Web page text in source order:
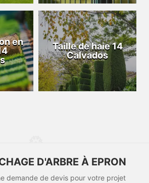
en
Taille de haie 14
Calvados
D'ARBRE À EPRON
demande de devis pour votre projet